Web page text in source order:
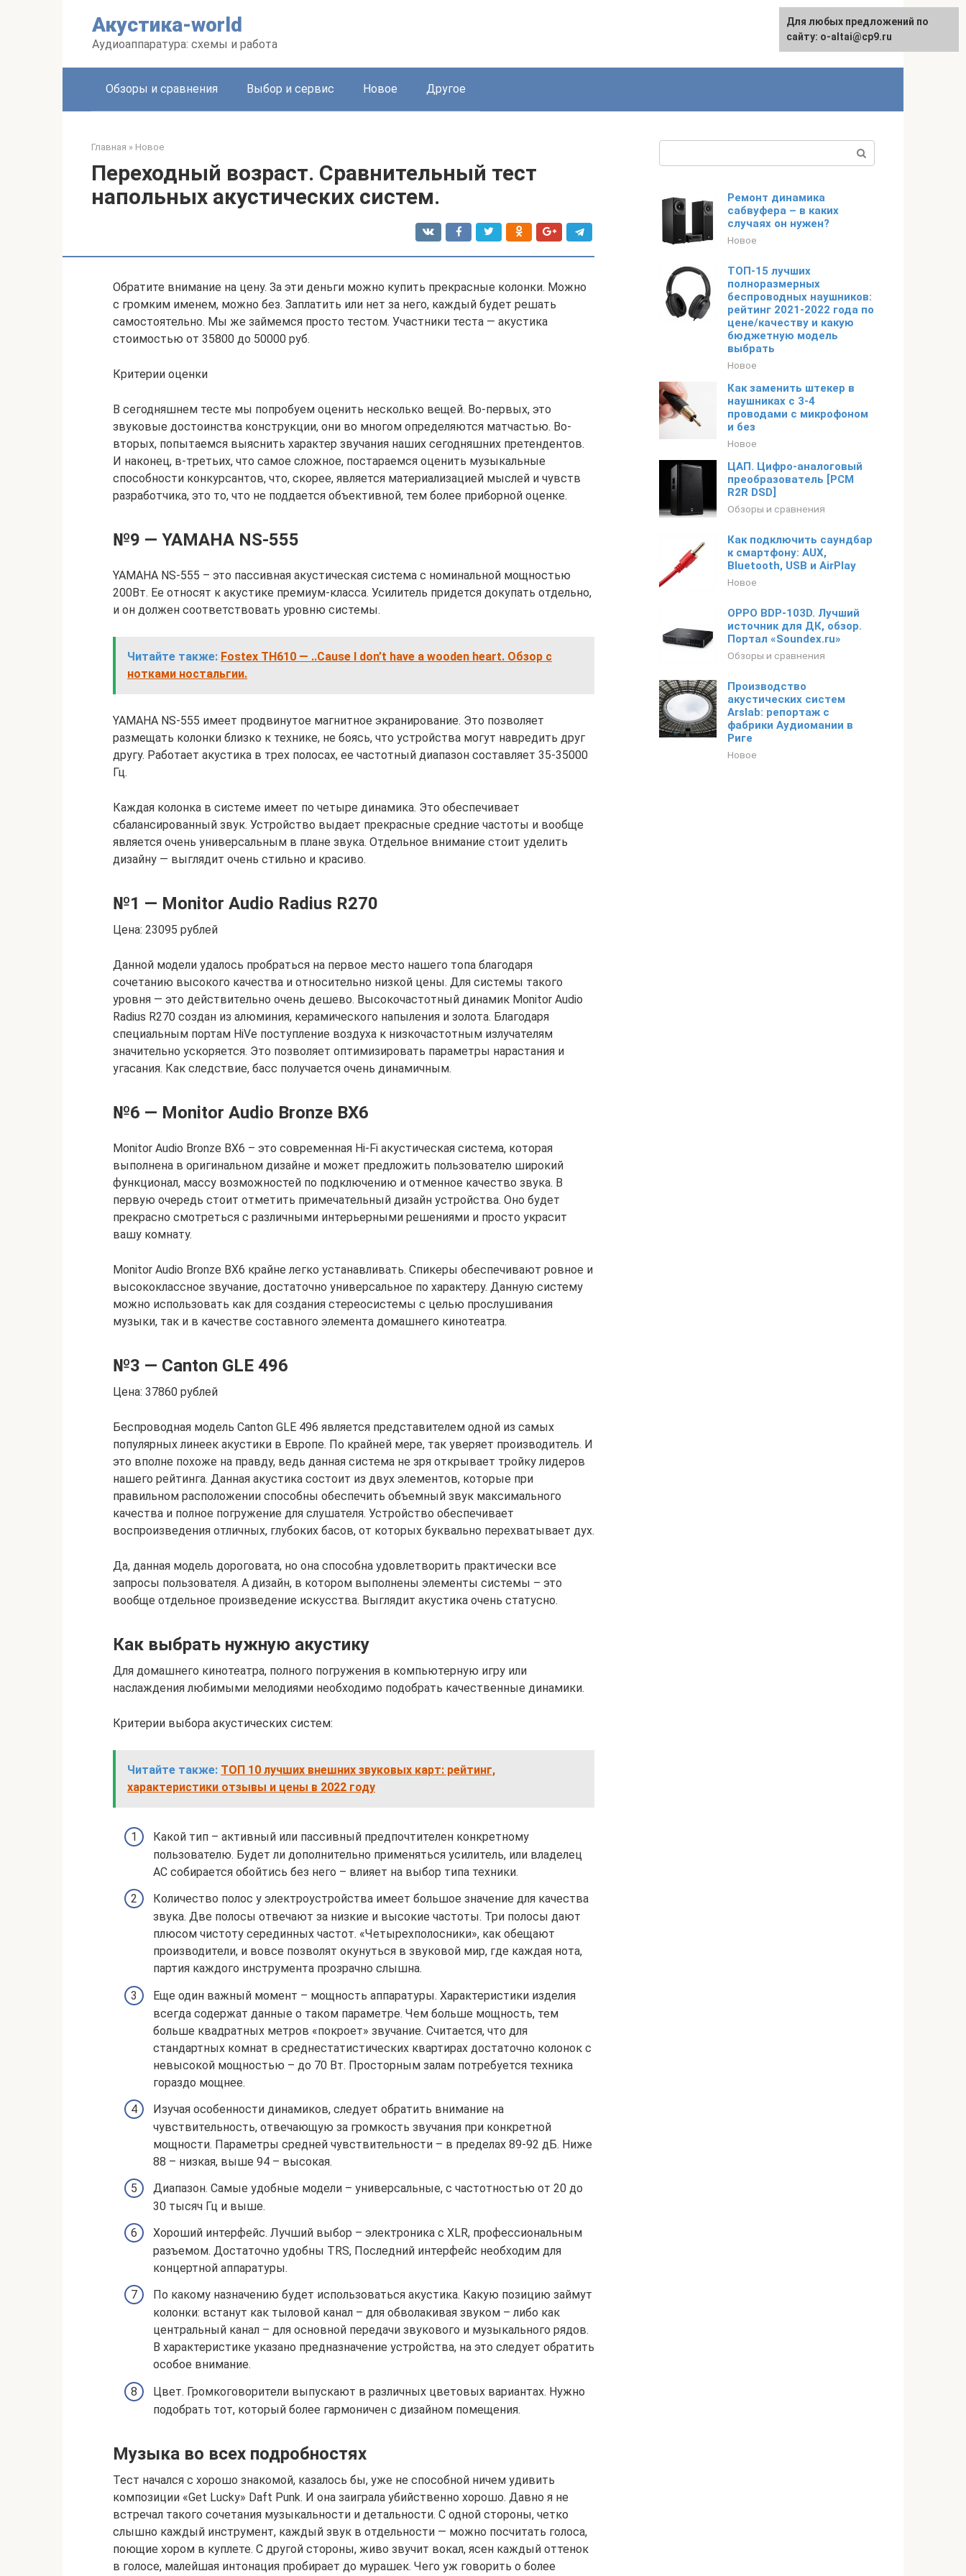
Акустика-world
Аудиоаппаратура: схемы и работа
English
Обзоры и сравнения Выбор и сервис Новое Другое
Главная » Новое
Переходный возраст. Сравнительный тест
напольных акустических систем.
Обратите внимание на цену. За эти деньги можно купить прекрасные колонки. Можно
с громким именем, можно без. Заплатить или нет за него, каждый будет решать
самостоятельно. Мы же займемся просто тестом. Участники теста — акустика
стоимостью от 35800 до 50000 руб.
Критерии оценки
В сегодняшнем тесте мы попробуем оценить несколько вещей. Во-первых, это
звуковые достоинства конструкции, они во многом определяются матчастью. Во-
вторых, попытаемся выяснить характер звучания наших сегодняшних претендентов.
И наконец, в-третьих, что самое сложное, постараемся оценить музыкальные
способности конкурсантов, что, скорее, является материализацией мыслей и чувств
разработчика, это то, что не поддается объективной, тем более приборной оценке.
№9 — YAMAHA NS-555
YAMAHA NS-555 – это пассивная акустическая система с номинальной мощностью
200Вт. Ее относят к акустике премиум-класса. Усилитель придется докупать отдельно,
и он должен соответствовать уровню системы.
Читайте также: Fostex TH610 — ..Cause I don’t have a wooden heart. Обзор с
нотками ностальгии.
YAMAHA NS-555 имеет продвинутое магнитное экранирование. Это позволяет
размещать колонки близко к технике, не боясь, что устройства могут навредить друг
другу. Работает акустика в трех полосах, ее частотный диапазон составляет 35-35000
Гц.
Каждая колонка в системе имеет по четыре динамика. Это обеспечивает
сбалансированный звук. Устройство выдает прекрасные средние частоты и вообще
является очень универсальным в плане звука. Отдельное внимание стоит уделить
дизайну — выглядит очень стильно и красиво.
№1 — Monitor Audio Radius R270
Цена: 23095 рублей
Данной модели удалось пробраться на первое место нашего топа благодаря
сочетанию высокого качества и относительно низкой цены. Для системы такого
уровня — это действительно очень дешево. Высокочастотный динамик Monitor Audio
Radius R270 создан из алюминия, керамического напыления и золота. Благодаря
специальным портам HiVe поступление воздуха к низкочастотным излучателям
значительно ускоряется. Это позволяет оптимизировать параметры нарастания и
угасания. Как следствие, басс получается очень динамичным.
№6 — Monitor Audio Bronze BX6
Monitor Audio Bronze BX6 – это современная Hi-Fi акустическая система, которая
выполнена в оригинальном дизайне и может предложить пользователю широкий
функционал, массу возможностей по подключению и отменное качество звука. В
первую очередь стоит отметить примечательный дизайн устройства. Оно будет
прекрасно смотреться с различными интерьерными решениями и просто украсит
вашу комнату.
Monitor Audio Bronze BX6 крайне легко устанавливать. Спикеры обеспечивают ровное и
высококлассное звучание, достаточно универсальное по характеру. Данную систему
можно использовать как для создания стереосистемы с целью прослушивания
музыки, так и в качестве составного элемента домашнего кинотеатра.
№3 — Canton GLE 496
Цена: 37860 рублей
Беспроводная модель Canton GLE 496 является представителем одной из самых
популярных линеек акустики в Европе. По крайней мере, так уверяет производитель. И
это вполне похоже на правду, ведь данная система не зря открывает тройку лидеров
нашего рейтинга. Данная акустика состоит из двух элементов, которые при
правильном расположении способны обеспечить объемный звук максимального
качества и полное погружение для слушателя. Устройство обеспечивает
воспроизведения отличных, глубоких басов, от которых буквально перехватывает дух.
Да, данная модель дороговата, но она способна удовлетворить практически все
запросы пользователя. А дизайн, в котором выполнены элементы системы – это
вообще отдельное произведение искусства. Выглядит акустика очень статусно.
Как выбрать нужную акустику
Для домашнего кинотеатра, полного погружения в компьютерную игру или
наслаждения любимыми мелодиями необходимо подобрать качественные динамики.
Критерии выбора акустических систем:
Читайте также: ТОП 10 лучших внешних звуковых карт: рейтинг,
характеристики отзывы и цены в 2022 году
Какой тип – активный или пассивный предпочтителен конкретному
пользователю. Будет ли дополнительно применяться усилитель, или владелец
АС собирается обойтись без него – влияет на выбор типа техники.
Количество полос у электроустройства имеет большое значение для качества
звука. Две полосы отвечают за низкие и высокие частоты. Три полосы дают
плюсом чистоту серединных частот. «Четырехполосники», как обещают
производители, и вовсе позволят окунуться в звуковой мир, где каждая нота,
партия каждого инструмента прозрачно слышна.
Еще один важный момент – мощность аппаратуры. Характеристики изделия
всегда содержат данные о таком параметре. Чем больше мощность, тем
больше квадратных метров «покроет» звучание. Считается, что для
стандартных комнат в среднестатистических квартирах достаточно колонок с
невысокой мощностью – до 70 Вт. Просторным залам потребуется техника
гораздо мощнее.
Изучая особенности динамиков, следует обратить внимание на
чувствительность, отвечающую за громкость звучания при конкретной
мощности. Параметры средней чувствительности – в пределах 89-92 дБ. Ниже
88 – низкая, выше 94 – высокая.
Диапазон. Самые удобные модели – универсальные, с частотностью от 20 до
30 тысяч Гц и выше.
Хороший интерфейс. Лучший выбор – электроника с XLR, профессиональным
разъемом. Достаточно удобны TRS, Последний интерфейс необходим для
концертной аппаратуры.
По какому назначению будет использоваться акустика. Какую позицию займут
колонки: встанут как тыловой канал – для обволакивая звуком – либо как
центральный канал – для основной передачи звукового и музыкального рядов.
В характеристике указано предназначение устройства, на это следует обратить
особое внимание.
Цвет. Громкоговорители выпускают в различных цветовых вариантах. Нужно
подобрать тот, который более гармоничен с дизайном помещения.
Музыка во всех подробностях
Тест начался с хорошо знакомой, казалось бы, уже не способной ничем удивить
композиции «Get Lucky» Daft Punk. И она заиграла убийственно хорошо. Давно я не
встречал такого сочетания музыкальности и детальности. С одной стороны, четко
слышно каждый инструмент, каждый звук в отдельности — можно посчитать голоса,
поющие хором в куплете. С другой стороны, живо звучит вокал, ясен каждый оттенок
в голосе, малейшая интонация пробирает до мурашек. Чего уж говорить о более
Ремонт динамика
сабвуфера – в каких
случаях он нужен?
Новое
ТОП-15 лучших
полноразмерных
беспроводных наушников:
рейтинг 2021-2022 года по
цене/качеству и какую
бюджетную модель
выбрать
Новое
Как заменить штекер в
наушниках с 3-4
проводами с микрофоном
и без
Новое
ЦАП. Цифро-аналоговый
преобразователь [PCM
R2R DSD]
Обзоры и сравнения
Как подключить саундбар
к смартфону: AUX,
Bluetooth, USB и AirPlay
Новое
OPPO BDP-103D. Лучший
источник для ДК, обзор.
Портал «Soundex.ru»
Обзоры и сравнения
Производство
акустических систем
Arslab: репортаж с
фабрики Аудиомании в
Риге
Новое
Для любых предложений по
сайту: o-altai@cp9.ru